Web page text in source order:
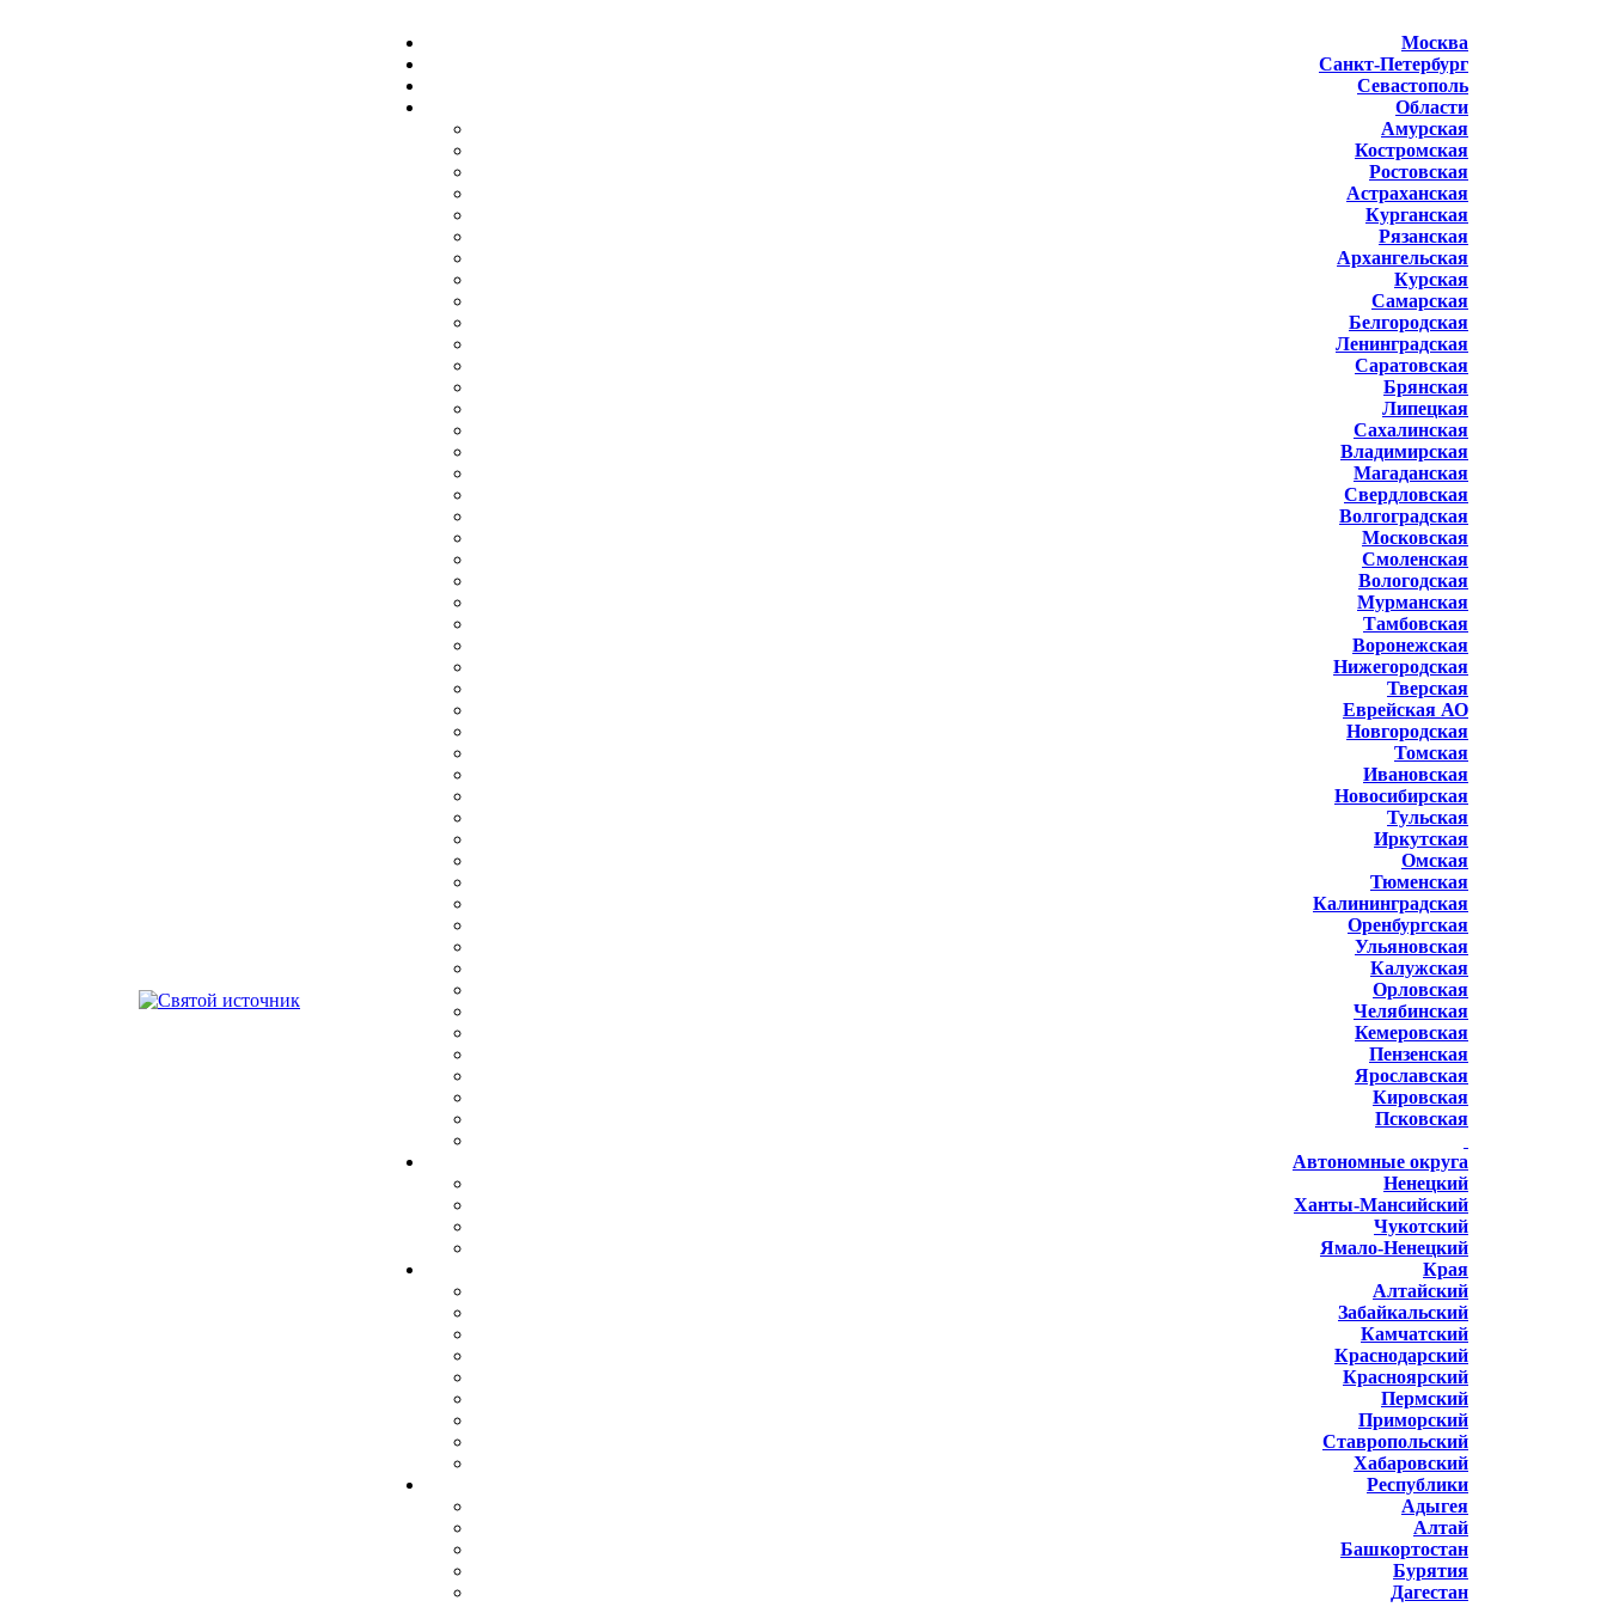
Москва
Санкт-Петербург
Севастополь
Области
Амурская
Костромская
Ростовская
Астраханская
Курганская
Рязанская
Архангельская
Курская
Самарская
Белгородская
Ленинградская
Саратовская
Брянская
Липецкая
Сахалинская
Владимирская
Магаданская
Свердловская
Волгоградская
Московская
Смоленская
Вологодская
Мурманская
Тамбовская
Воронежская
Нижегородская
Тверская
Еврейская АО
Новгородская
Томская
Ивановская
Новосибирская
Тульская
Иркутская
Омская
Тюменская
Калининградская
Оренбургская
Ульяновская
Калужская
Орловская
Челябинская
Кемеровская
Пензенская
Ярославская
Кировская
Псковская
Автономные округа
Ненецкий
Ханты-Мансийский
Чукотский
Ямало-Ненецкий
Края
Алтайский
Забайкальский
Камчатский
Краснодарский
Красноярский
Пермский
Приморский
Ставропольский
Хабаровский
Республики
Адыгея
Алтай
Башкортостан
Бурятия
Дагестан